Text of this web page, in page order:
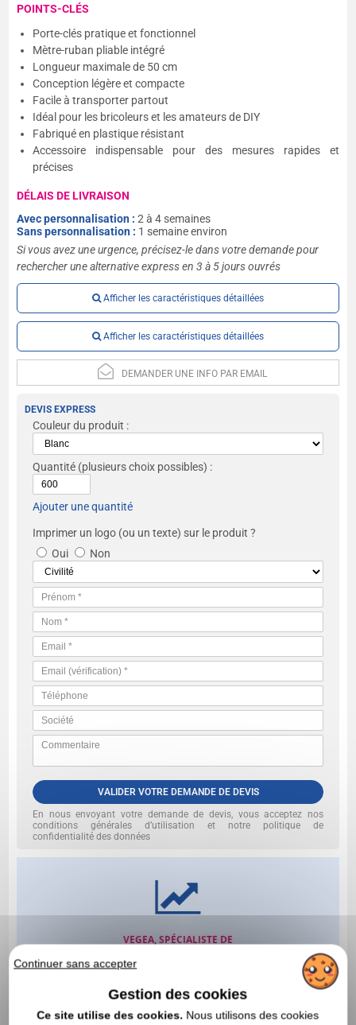
POINTS-CLÉS
Porte-clés pratique et fonctionnel
Mètre-ruban pliable intégré
Longueur maximale de 50 cm
Conception légère et compacte
Facile à transporter partout
Idéal pour les bricoleurs et les amateurs de DIY
Fabriqué en plastique résistant
Accessoire indispensable pour des mesures rapides et
précises
DÉLAIS DE LIVRAISON
Avec personnalisation :2 à 4 semaines
Sans personnalisation : 1 semaine environ
Si vous avez une urgence, précisez-le dans votre demande pour
rechercher une alternative express en 3 à 5 jours ouvrés
Afficher les caractéristiques détaillées
Afficher les caractéristiques détaillées
DEMANDER UNE INFO PAR EMAIL
DEVIS EXPRESS
Couleur du produit :
Quantité (plusieurs choix possibles) :
Ajouter une quantité
Imprimer un logo (ou un texte) sur le produit ?
Oui
Non
VALIDER VOTRE DEMANDE DE DEVIS
En nous envoyant votre demande de devis, vous acceptez nos
conditions générales d’utilisation et notre politique de
confidentialité des données
Continuer sans accepter
Gestion des cookies
Ce site utilise des cookies. Nous utilisons des cookies